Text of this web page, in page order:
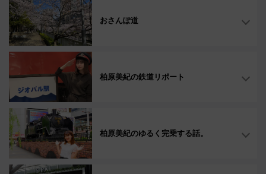
おさんぽ道
柏原美紀の鉄道リポート
柏原美紀のゆるく完乗する話。